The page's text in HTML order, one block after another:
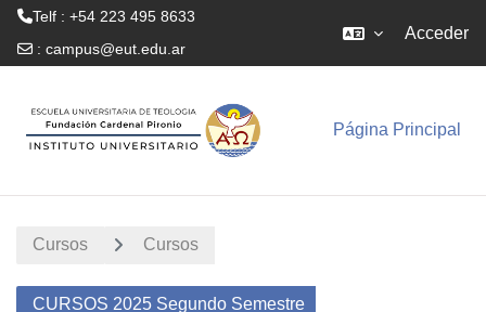
Telf : +54 223 495 8633
: campus@eut.edu.ar
Acceder
Página Principal
Cursos Cursos
CURSOS 2025 Segundo Semestre